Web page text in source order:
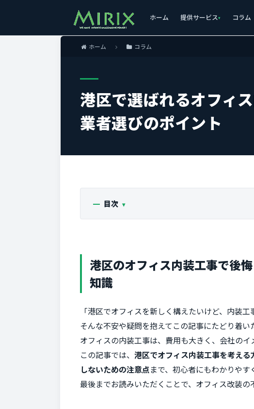
ホーム 提供サービス コラム
ホーム コラム
港区で選ばれるオフィ
業者選びのポイント
目次
港区のオフィス内装工事で後
知識
「港区でオフィスを新しく構えたいけど、内装
そんな不安や疑問を抱えてこの記事にたどり着い
オフィスの内装工事は、費用も大きく、会社の
この記事では、 港区でオフィス内装工事を考え
しないための注意点 まで、初心者にもわかりやす
最後までお読みいただくことで、オフィス改装